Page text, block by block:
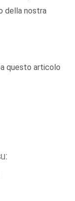
della nostra
questo articolo